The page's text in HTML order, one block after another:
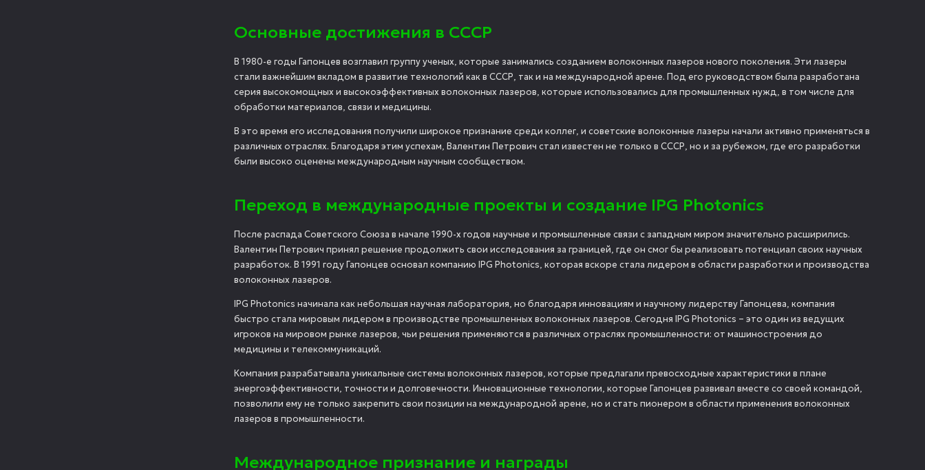
Основные достижения в СССР
В 1980-е годы Гапонцев возглавил группу ученых, которые занимались созданием волоконных лазеров нового поколения. Эти лазеры
стали важнейшим вкладом в развитие технологий как в СССР, так и на международной арене. Под его руководством была разработана
серия высокомощных и высокоэффективных волоконных лазеров, которые использовались для промышленных нужд, в том числе для
обработки материалов, связи и медицины.
В это время его исследования получили широкое признание среди коллег, и советские волоконные лазеры начали активно применяться в
различных отраслях. Благодаря этим успехам, Валентин Петрович стал известен не только в СССР, но и за рубежом, где его разработки
были высоко оценены международным научным сообществом.
Переход в международные проекты и создание IPG Photonics
После распада Советского Союза в начале 1990-х годов научные и промышленные связи с западным миром значительно расширились.
Валентин Петрович принял решение продолжить свои исследования за границей, где он смог бы реализовать потенциал своих научных
разработок. В 1991 году Гапонцев основал компанию IPG Photonics, которая вскоре стала лидером в области разработки и производства
волоконных лазеров.
IPG Photonics начинала как небольшая научная лаборатория, но благодаря инновациям и научному лидерству Гапонцева, компания
быстро стала мировым лидером в производстве промышленных волоконных лазеров. Сегодня IPG Photonics – это один из ведущих
игроков на мировом рынке лазеров, чьи решения применяются в различных отраслях промышленности: от машиностроения до
медицины и телекоммуникаций.
Компания разрабатывала уникальные системы волоконных лазеров, которые предлагали превосходные характеристики в плане
энергоэффективности, точности и долговечности. Инновационные технологии, которые Гапонцев развивал вместе со своей командой,
позволили ему не только закрепить свои позиции на международной арене, но и стать пионером в области применения волоконных
лазеров в промышленности.
Международное признание и награды